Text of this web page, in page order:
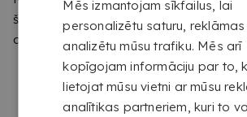
šai vietnei paredzēts. Lūdzu, apstiprini,
apmeklēt
Izvēlies formātu, kas vislabāk
atbilst tavam attēlam un telpai.
AUGSTAS KVALITĀTES
DRUKA
Iegūsti spilgtus attēlus ar
dzīvīgām krāsām un lielisku
Mēs izmantojam sīkfailus, lai
personalizētu saturu, reklāmas
analizētu mūsu trafiku. Mēs arī
kopīgojam informāciju par to,
lietojat mūsu vietni ar mūsu
analītikas partneriem, kuri to